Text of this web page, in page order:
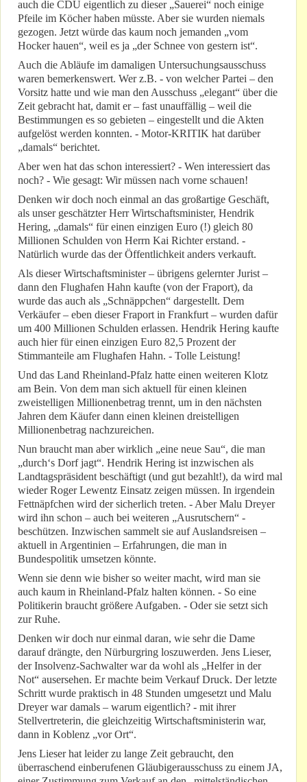
auch die CDU eigentlich zu dieser „Sauerei“ noch einige
Pfeile im Köcher haben müsste. Aber sie wurden niemals
gezogen. Jetzt würde das kaum noch jemanden „vom
Hocker hauen“, weil es ja „der Schnee von gestern ist“.
Auch die Abläufe im damaligen Untersuchungsausschuss
waren bemerkenswert. Wer z.B. - von welcher Partei – den
Vorsitz hatte und wie man den Ausschuss „elegant“ über die
Zeit gebracht hat, damit er – fast unauffällig – weil die
Bestimmungen es so gebieten – eingestellt und die Akten
aufgelöst werden konnten. - Motor-KRITIK hat darüber
„damals“ berichtet.
Aber wen hat das schon interessiert? - Wen interessiert das
noch? - Wie gesagt: Wir müssen nach vorne schauen!
Denken wir doch noch einmal an das großartige Geschäft,
als unser geschätzter Herr Wirtschaftsminister, Hendrik
Hering, „damals“ für einen einzigen Euro (!) gleich 80
Millionen Schulden von Herrn Kai Richter erstand. -
Natürlich wurde das der Öffentlichkeit anders verkauft.
Als dieser Wirtschaftsminister – übrigens gelernter Jurist –
dann den Flughafen Hahn kaufte (von der Fraport), da
wurde das auch als „Schnäppchen“ dargestellt. Dem
Verkäufer – eben dieser Fraport in Frankfurt – wurden dafür
um 400 Millionen Schulden erlassen. Hendrik Hering kaufte
auch hier für einen einzigen Euro 82,5 Prozent der
Stimmanteile am Flughafen Hahn. - Tolle Leistung!
Und das Land Rheinland-Pfalz hatte einen weiteren Klotz
am Bein. Von dem man sich aktuell für einen kleinen
zweistelligen Millionenbetrag trennt, um in den nächsten
Jahren dem Käufer dann einen kleinen dreistelligen
Millionenbetrag nachzureichen.
Nun braucht man aber wirklich „eine neue Sau“, die man
„durch‘s Dorf jagt“. Hendrik Hering ist inzwischen als
Landtagspräsident beschäftigt (und gut bezahlt!), da wird mal
wieder Roger Lewentz Einsatz zeigen müssen. In irgendein
Fettnäpfchen wird der sicherlich treten. - Aber Malu Dreyer
wird ihn schon – auch bei weiteren „Ausrutschern“ -
beschützen. Inzwischen sammelt sie auf Auslandsreisen –
aktuell in Argentinien – Erfahrungen, die man in
Bundespolitik umsetzen könnte.
Wenn sie denn wie bisher so weiter macht, wird man sie
auch kaum in Rheinland-Pfalz halten können. - So eine
Politikerin braucht größere Aufgaben. - Oder sie setzt sich
zur Ruhe.
Denken wir doch nur einmal daran, wie sehr die Dame
darauf drängte, den Nürburgring loszuwerden. Jens Lieser,
der Insolvenz-Sachwalter war da wohl als „Helfer in der
Not“ ausersehen. Er machte beim Verkauf Druck. Der letzte
Schritt wurde praktisch in 48 Stunden umgesetzt und Malu
Dreyer war damals – warum eigentlich? - mit ihrer
Stellvertreterin, die gleichzeitig Wirtschaftsministerin war,
dann in Koblenz „vor Ort“.
Jens Lieser hat leider zu lange Zeit gebraucht, den
überraschend einberufenen Gläubigerausschuss zu einem JA,